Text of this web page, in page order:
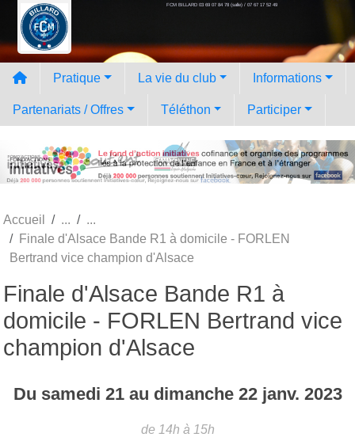
FCM BILLARD 03 69 07 84 78 (salle) / 07 67 17 52 49
Pratique La vie du club Informations
Partenariats / Offres Téléthon Participer
Accueil
Finale d'Alsace Bande R1 à domicile - FORLEN
Bertrand vice champion d'Alsace
Finale d'Alsace Bande R1 à
domicile - FORLEN Bertrand vice
champion d'Alsace
Du samedi 21au dimanche 22 janv. 2023
de 14h à 15h
Panneau de gestion des cookies